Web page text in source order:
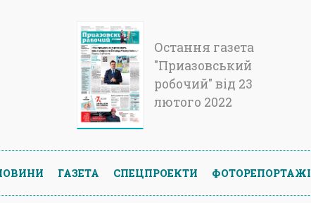
Остання газета
"Приазовський
робочий" від 23
лютого 2022
ГАЗЕТА СПЕЦПРОЕКТИ ФОТОРЕПОРТАЖІ